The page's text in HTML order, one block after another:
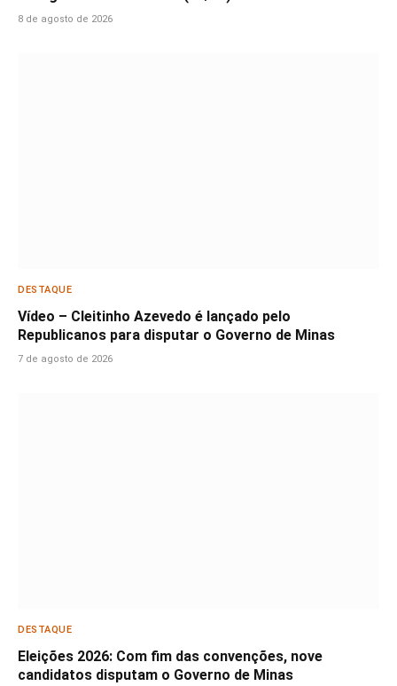
8 de agosto de 2026
DESTAQUE
Vídeo – Cleitinho Azevedo é lançado pelo
Republicanos para disputar o Governo de Minas
7 de agosto de 2026
DESTAQUE
Eleições 2026: Com fim das convenções, nove
candidatos disputam o Governo de Minas